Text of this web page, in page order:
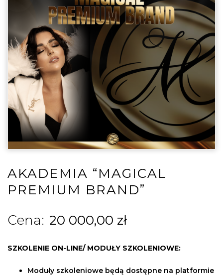
AKADEMIA “MAGICAL
PREMIUM BRAND”
20 000,00 zł
SZKOLENIE ON-LINE/ MODUŁY SZKOLENIOWE:
Moduły szkoleniowe będą dostępne na platformie